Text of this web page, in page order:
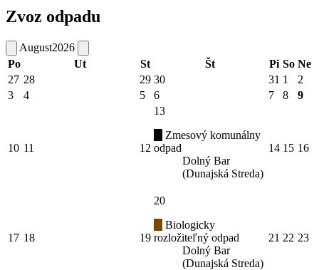
Zvoz odpadu
August2026
Po
Ut St Št Pi So Ne
27 28 29 30 31 1
2
3
4 5 6 7 8 9
10 11 12
13
Zmesový komunálny
odpad
Dolný Bar
(Dunajská Streda)
14 15 16
17 18 19
20
Biologicky
rozložiteľný odpad
Dolný Bar
(Dunajská Streda)
21 22 23